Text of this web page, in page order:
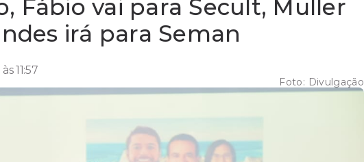
Fábio vai para Secult, Muller
irá para Seman
11:57
Foto: Divulgação